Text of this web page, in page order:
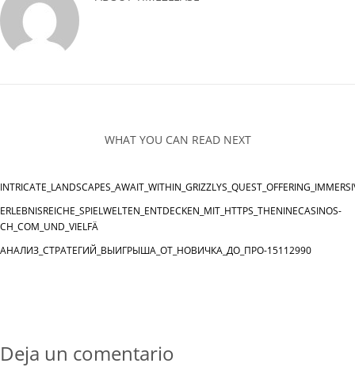
WHAT YOU CAN READ NEXT
ERLEBNISREICHE_SPIELWELTEN_ENTDECKEN_MIT_HTTPS_THENINECASINOS-
CH_COM_UND_VIELFÄ
АНАЛИЗ_СТРАТЕГИЙ_ВЫИГРЫША_ОТ_НОВИЧКА_ДО_ПРО-15112990
Deja un comentario